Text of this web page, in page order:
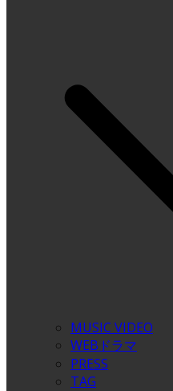
MUSIC VIDEO
WEBドラマ
PRESS
TAG